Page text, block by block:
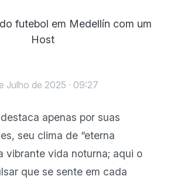
futebol em Medellín com um
Host
Julho de 2025 · 09:27
apenas por suas
seu clima de “eterna
vibrante vida noturna; aqui o
que se sente em cada